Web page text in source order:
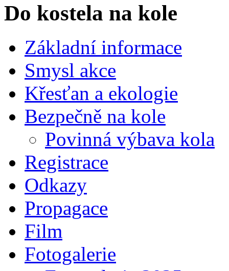
Do kostela na kole
Základní informace
Smysl akce
Křesťan a ekologie
Bezpečně na kole
Povinná výbava kola
Registrace
Odkazy
Propagace
Film
Fotogalerie